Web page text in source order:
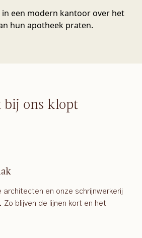
bij ons klopt
architecten en onze schrijnwerkerij
blijven de lijnen kort en het